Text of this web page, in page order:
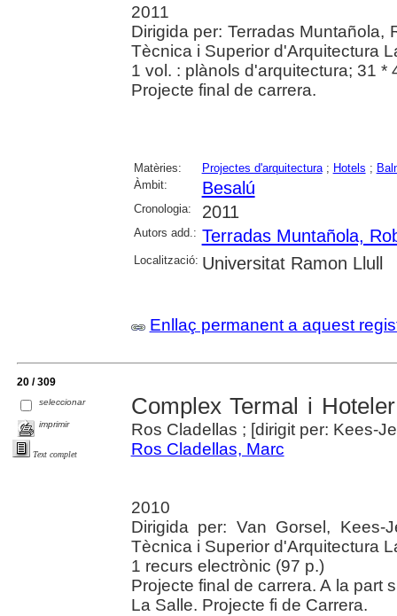
2011
Dirigida per: Terradas Muntañola,
Tècnica i Superior d'Arquitectura
1 vol. : plànols d'arquitectura; 31 *
Projecte final de carrera.
Matèries: Projectes d'arquitectura; Hotels ;
Àmbit:
Besalú
Cronologia: 2011
Autors add.: Terradas Muntañola,
Localització: Universitat Ramon Llull
Enllaç permanent a aquest
20 / 309
seleccionar
imprimir
Text complet
Complex Termal i
Ros Cladellas ; [dirigit per: Kees-
Ros Cladellas, Marc
2010
Dirigida per: Van Gorsel, Kees-
Tècnica i Superior d'Arquitectura
1 recurs electrònic (97 p.)
Projecte final de carrera. A la part
La Salle. Projecte fi de Carrera.